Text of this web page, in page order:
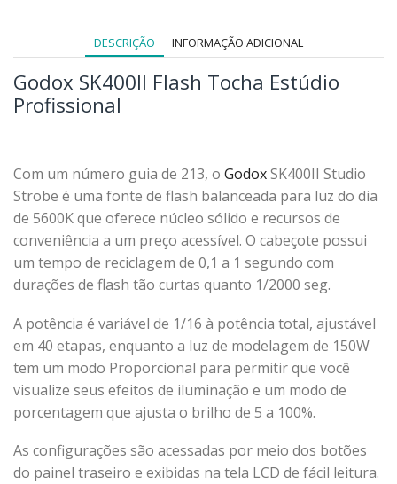
DESCRIÇÃO INFORMAÇÃO ADICIONAL
Godox SK400II Flash Tocha Estúdio
Profissional
Com um número guia de 213, o GodoxSK400II Studio
Strobe é uma fonte de flash balanceada para luz do dia
de 5600K que oferece núcleo sólido e recursos de
conveniência a um preço acessível. O cabeçote possui
um tempo de reciclagem de 0,1 a 1 segundo com
durações de flash tão curtas quanto 1/2000 seg.
A potência é variável de 1/16 à potência total, ajustável
em 40 etapas, enquanto a luz de modelagem de 150W
tem um modo Proporcional para permitir que você
visualize seus efeitos de iluminação e um modo de
porcentagem que ajusta o brilho de 5 a 100%.
As configurações são acessadas por meio dos botões
do painel traseiro e exibidas na tela LCD de fácil leitura.